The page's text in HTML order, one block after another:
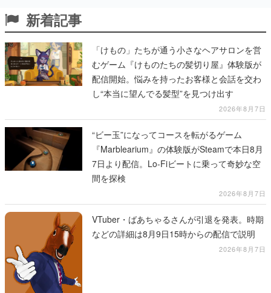
新着記事
「けもの」たちが通う小さなヘアサロンを営
むゲーム『けものたちの髪切り屋』体験版が
配信開始。悩みを持ったお客様と会話を交わ
し“本当に望んでる髪型”を見つけ出す
2026年8月7日
“ビー玉”になってコースを転がるゲーム
『Marblearium』の体験版がSteamで本日8月
7日より配信。Lo-Fiビートに乗って奇妙な空
間を探検
2026年8月7日
VTuber・ばあちゃるさんが引退を発表。時期
などの詳細は8月9日15時からの配信で説明
2026年8月7日